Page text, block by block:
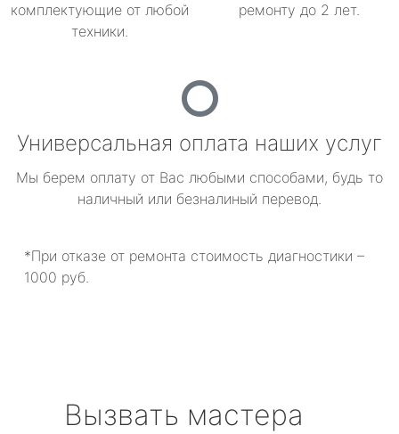
комплектующие от любой
техники.
ремонту до 2 лет.
Универсальная оплата наших услуг
Мы берем оплату от Вас любыми способами, будь то
наличный или безналиный перевод.
*При отказе от ремонта стоимость диагностики –
1000 руб.
Вызвать мастера